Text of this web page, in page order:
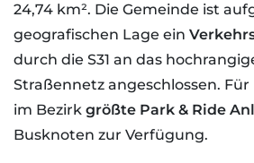
24,74 km². Die Gemeinde ist
geografischen Lage ein
durch die S31 an das
Straßennetz angeschlossen.
im Bezirk größte Park & Ride
Busknoten zur Verfügung.